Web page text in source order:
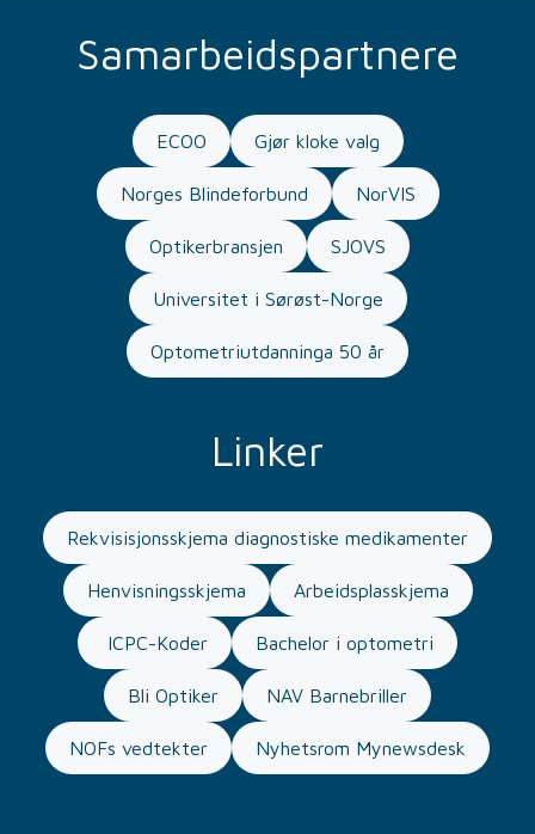
Samarbeidspartnere
ECOO Gjør kloke valg
Norges Blindeforbund NorVIS
Optikerbransjen SJOVS
Universitet i Sørøst-Norge
Optometriutdanninga 50 år
Linker
Rekvisisjonsskjema diagnostiske medikamenter
Henvisningsskjema Arbeidsplasskjema
ICPC-Koder Bachelor i optometri
Bli Optiker NAV Barnebriller
NOFs vedtekter Nyhetsrom Mynewsdesk